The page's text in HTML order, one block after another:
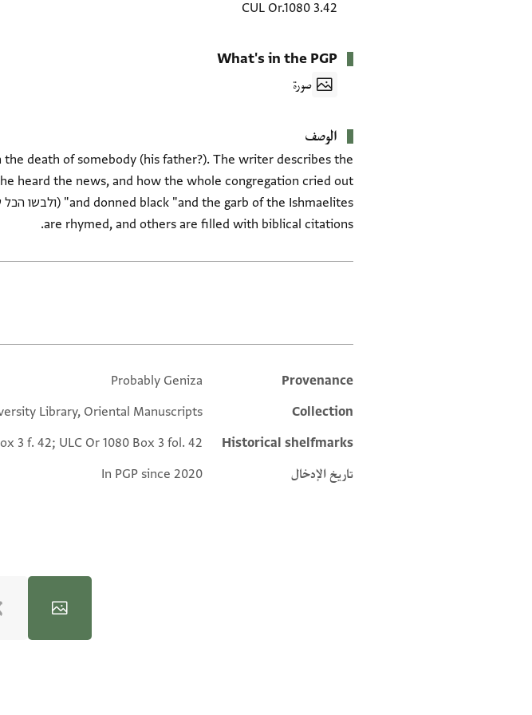
CUL Or.1080 3.42
What's in the PGP
صورة
الوصف
death of somebody (his father?). The writer describes the
heard the news, and how the whole congregation cried out
are rhymed, and others are filled with biblical citations.
Additional metadata
Provenance
Probably Geniza
Collection
Library, Oriental Manuscripts
Historical shelfmarks
3 f. 42; ULC Or 1080 Box 3 fol. 42
تاريخ الإدخال
In PGP since 2020